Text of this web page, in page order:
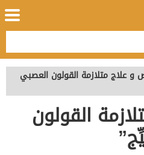
و علاج متلازمة القولون العصبي
القولون